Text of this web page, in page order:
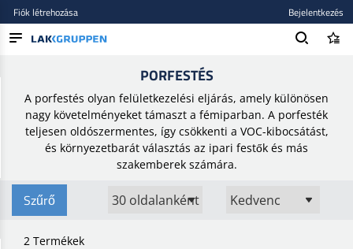
BLOG
MÁRKÁK
Fiók létrehozása Bejelentkezés
PORFESTÉS
A porfestés olyan felületkezelési eljárás, amely különösen
nagy követelményeket támaszt a fémiparban. A porfesték
teljesen oldószermentes, így csökkenti a VOC-kibocsátást,
és környezetbarát választás az ipari festők és más
szakemberek számára.
Szűrő
2 Termékek